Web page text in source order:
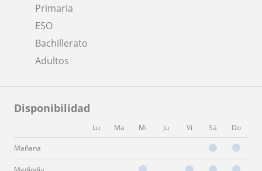
Primaria
ESO
Bachillerato
Adultos
Disponibilidad
Lu Ma Mi Ju Vi Sá Do
Mañana